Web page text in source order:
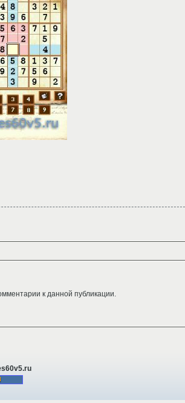
к данной публикации.